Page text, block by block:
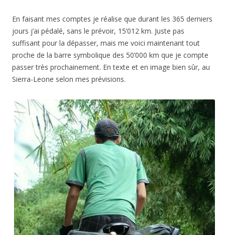
En faisant mes comptes je réalise que durant les 365 derniers
jours j’ai pédalé, sans le prévoir, 15’012 km. Juste pas
suffisant pour la dépasser, mais me voici maintenant tout
proche de la barre symbolique des 50’000 km que je compte
passer très prochainement. En texte et en image bien sûr, au
Sierra-Leone selon mes prévisions.